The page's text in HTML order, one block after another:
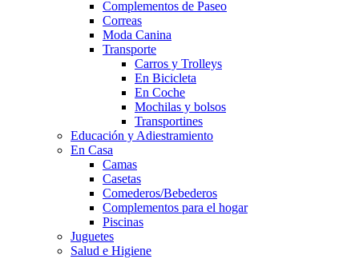
Complementos de Paseo
Correas
Moda Canina
Transporte
Carros y Trolleys
En Bicicleta
En Coche
Mochilas y bolsos
Transportines
Educación y Adiestramiento
En Casa
Camas
Casetas
Comederos/Bebederos
Complementos para el hogar
Piscinas
Juguetes
Salud e Higiene